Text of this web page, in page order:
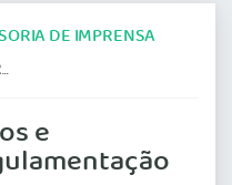
DE IMPRENSA
e